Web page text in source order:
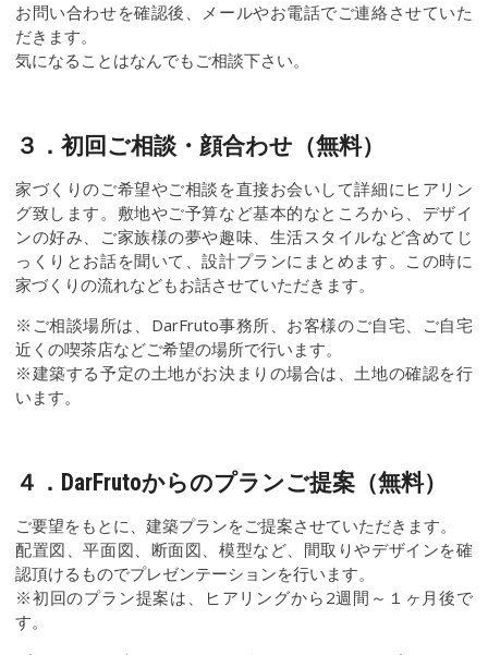
お問い合わせを確認後、メールやお電話でご連絡させていた
だきます。
気になることはなんでもご相談下さい。
３．初回ご相談・顔合わせ（無料）
家づくりのご希望やご相談を直接お会いして詳細にヒアリン
グ致します。敷地やご予算など基本的なところから、デザイ
ンの好み、ご家族様の夢や趣味、生活スタイルなど含めてじ
っくりとお話を聞いて、設計プランにまとめます。この時に
家づくりの流れなどもお話させていただきます。
※ご相談場所は、DarFruto事務所、お客様のご自宅、ご自宅
近くの喫茶店などご希望の場所で行います。
※建築する予定の土地がお決まりの場合は、土地の確認を行
います。
４．DarFrutoからのプランご提案（無料）
ご要望をもとに、建築プランをご提案させていただきます。
配置図、平面図、断面図、模型など、間取りやデザインを確
認頂けるものでプレゼンテーションを行います。
※初回のプラン提案は、ヒアリングから2週間～１ヶ月後で
す。